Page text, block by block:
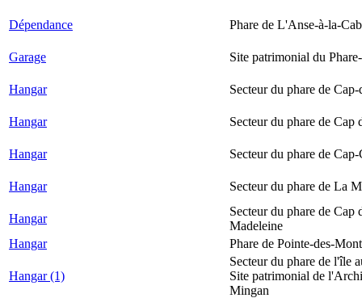
Dépendance Phare de L'Anse-à-la-
Garage Site patrimonial du
Hangar Secteur du phare de Cap-
Hangar Secteur du phare de Cap
Hangar Secteur du phare de Cap-
Hangar Secteur du phare de La
Hangar
Secteur du phare de Cap
Madeleine
Hangar
Phare de Pointe-des-
Hangar (1)
Secteur du phare de l'île
Site patrimonial de
Mingan